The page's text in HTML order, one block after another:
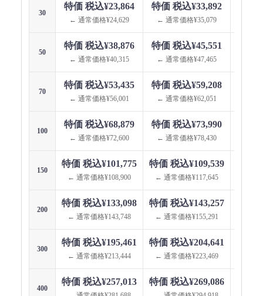
30
特価 税込¥23,864
← 通常価格¥24,629
特価 税込¥33,892
← 通常価格¥35,079
50
特価 税込¥38,876
← 通常価格¥40,315
特価 税込¥45,551
← 通常価格¥47,465
70
特価 税込¥53,435
← 通常価格¥56,001
特価 税込¥59,208
← 通常価格¥62,051
100
特価 税込¥68,879
← 通常価格¥72,600
特価 税込¥73,990
← 通常価格¥78,430
150
特価 税込¥101,775
← 通常価格¥108,900
特価 税込¥109,539
← 通常価格¥117,645
200
特価 税込¥133,098
← 通常価格¥143,748
特価 税込¥143,257
← 通常価格¥155,291
300
特価 税込¥195,461
← 通常価格¥213,444
特価 税込¥204,641
← 通常価格¥223,469
400
特価 税込¥257,013 特価 税込¥269,086